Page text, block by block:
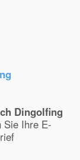
Dingolfing
Sie Ihre E-